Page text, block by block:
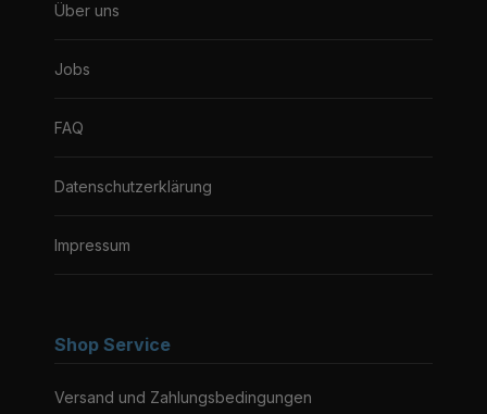
Über uns
Jobs
FAQ
Datenschutzerklärung
Impressum
Shop Service
Versand und Zahlungsbedingungen